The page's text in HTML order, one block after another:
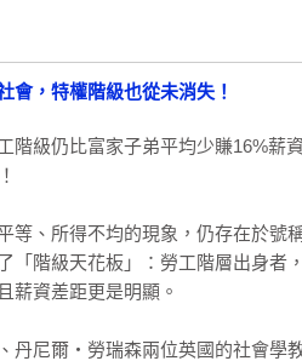
以鑑識工作的嚴謹度，提供了英國
個市場的階級天花板牢不可破。」
一個全新的角度，讓我們瞭解社會
Annette Lareau）、《不平等的童
會，特權階級也從未消失！
級仍比富家子弟平均少賺16%薪
、所得不均的現象，仍存在於號
「階級天花板」：勞工階層出身者
薪資差距更是明顯。
尼爾‧勞瑞森兩位英國的社會學教